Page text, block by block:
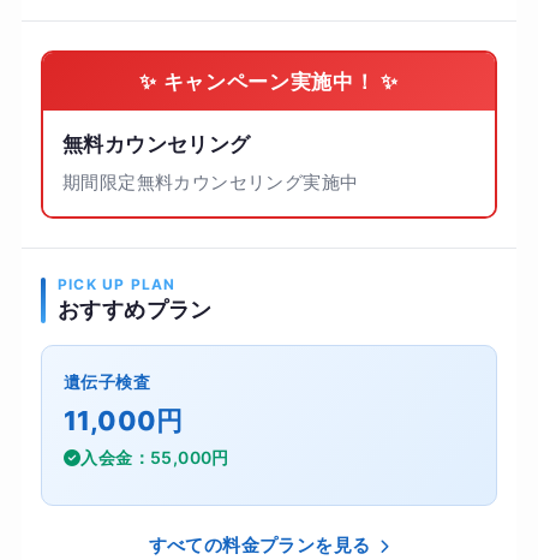
✨ キャンペーン実施中！ ✨
無料カウンセリング
期間限定無料カウンセリング実施中
PICK UP PLAN
おすすめプラン
遺伝子検査
11,000円
入会金：55,000円
すべての料金プランを見る